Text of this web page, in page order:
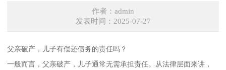
作者：admin
发表时间：2025-07-27
父亲破产，儿子有偿还债务的责任吗？
一般而言，父亲破产，儿子通常无需承担责任。从法律层面来讲，